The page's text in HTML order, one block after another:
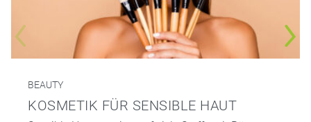
BEAUTY
KOSMETIK FÜR SENSIBLE HAUT